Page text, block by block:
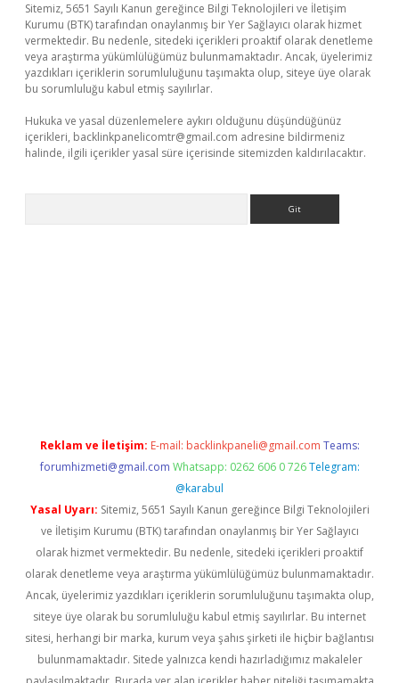
Sitemiz, 5651 Sayılı Kanun gereğince Bilgi Teknolojileri ve İletişim
Kurumu (BTK) tarafından onaylanmış bir Yer Sağlayıcı olarak hizmet
vermektedir. Bu nedenle, sitedeki içerikleri proaktif olarak denetleme
veya araştırma yükümlülüğümüz bulunmamaktadır. Ancak, üyelerimiz
yazdıkları içeriklerin sorumluluğunu taşımakta olup, siteye üye olarak
bu sorumluluğu kabul etmiş sayılırlar.
Hukuka ve yasal düzenlemelere aykırı olduğunu düşündüğünüz
içerikleri, backlinkpanelicomtr@gmail.com adresine bildirmeniz
halinde, ilgili içerikler yasal süre içerisinde sitemizden kaldırılacaktır.
Reklam ve İletişim: E-mail: backlinkpaneli@gmail.com Teams:
forumhizmeti@gmail.com Whatsapp: 0262 606 0 726 Telegram:
@karabul
Yasal Uyarı: Sitemiz, 5651 Sayılı Kanun gereğince Bilgi Teknolojileri
ve İletişim Kurumu (BTK) tarafından onaylanmış bir Yer Sağlayıcı
olarak hizmet vermektedir. Bu nedenle, sitedeki içerikleri proaktif
olarak denetleme veya araştırma yükümlülüğümüz bulunmamaktadır.
Ancak, üyelerimiz yazdıkları içeriklerin sorumluluğunu taşımakta olup,
siteye üye olarak bu sorumluluğu kabul etmiş sayılırlar. Bu internet
sitesi, herhangi bir marka, kurum veya şahıs şirketi ile hiçbir bağlantısı
bulunmamaktadır. Sitede yalnızca kendi hazırladığımız makaleler